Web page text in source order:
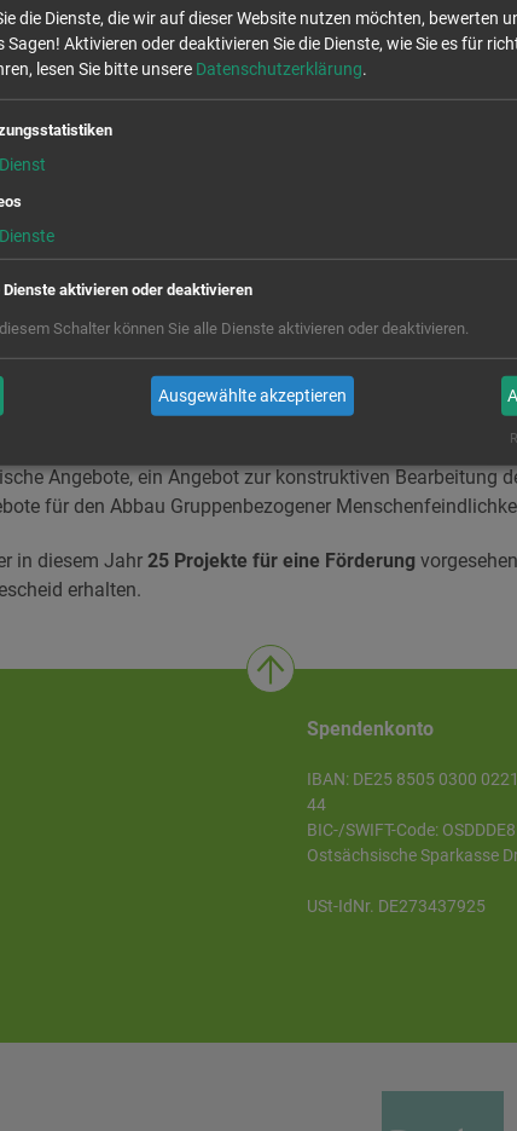
zu diesen Anträgen beraten.11 Projekte (davon 4
und können nun mit einem Zuwendungsbescheid
Dialog und Teilhabe
dass Projekte für jedes Handlungsfeld des LHP
Anträge
Projekt, bei welchem Kinder und Jugendliche
darstellen und das Publikum partizipativ eingebunden
bei dem mithilfe niedrigschwelliger und künstlerisch-
Austausch und Empowerment geschaffen werden,
den Austausch zu politischen Themen innerhalb der
Angebote, ein Angebot zur konstruktiven Bearbeitung
für den Abbau Gruppenbezogener
in diesem Jahr 25 Projekte für eine Förderung
erhalten.
Spendenkonto
IBAN: DE25 8505 0300
44
BIC-/SWIFT-Code:
Ostsächsische Sparkasse
USt-IdNr. DE273437925
die Dienste, die wir auf dieser Website nutzen möchten, bewerten
Sagen! Aktivieren oder deaktivieren Sie die Dienste, wie Sie es für
lesen Sie bitte unsere Datenschutzerklärung.
Dienst
Dienste
Dienste aktivieren oder deaktivieren
Schalter können Sie alle Dienste aktivieren oder deaktivieren.
Ausgewählte akzeptieren